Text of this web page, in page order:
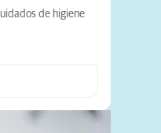
de higiene